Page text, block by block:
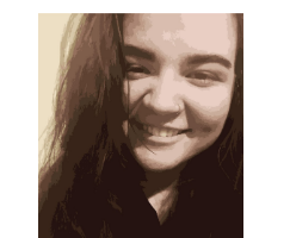
nélkülözhetetlen, a
nyugalom és a jó,
vidékies levegő. 2015-
ben végeztem a
Szegedi Tudomány
Egyetem
mezőgazdasági mérnök
szakán, majd 2019-ben
szereztem meg